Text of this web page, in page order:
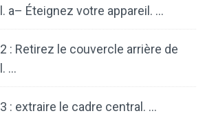
a– Éteignez votre appareil. …
: Retirez le couvercle arrière de
…
: extraire le cadre central. …